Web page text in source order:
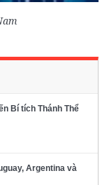
Bí tích Thánh Thể
Argentina và